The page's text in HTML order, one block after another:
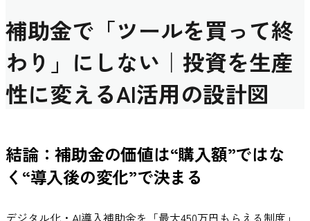
補助金で「ツールを買って終
わり」にしない｜投資を生産
性に変えるAI活用の設計図
結論：補助金の価値は“購入額”ではな
く“導入後の変化”で決まる